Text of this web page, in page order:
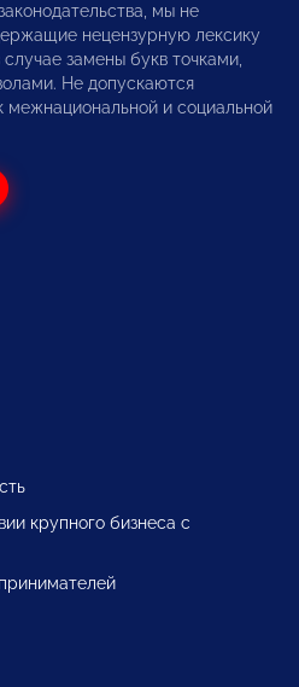
мы не
нецензурную лексику
замены букв точками,
Не допускаются
и социальной
крупного бизнеса с